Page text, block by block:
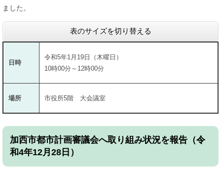
ました。
表のサイズを切り替える
日時
令和5年1月19日（木曜日）
10時00分～12時00分
場所 市役所5階 大会議室
加西市都市計画審議会へ取り組み状況を報告（令
和4年12月28日）